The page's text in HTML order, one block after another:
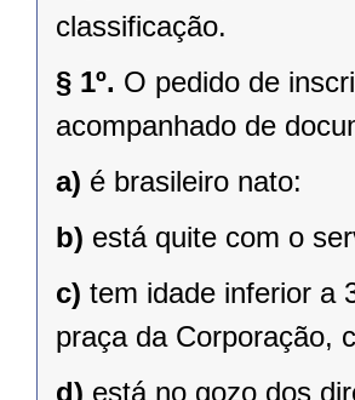
classificação.
§ 1º. O pedido de
acompanhado de
a) é brasileiro nato:
b) está quite com o
c) tem idade inferior a
praça da Corporação,
d) está no gozo dos